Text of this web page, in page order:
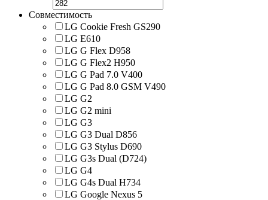
Совместимость
LG Cookie Fresh GS290
LG E610
LG G Flex D958
LG G Flex2 H950
LG G Pad 7.0 V400
LG G Pad 8.0 GSM V490
LG G2
LG G2 mini
LG G3
LG G3 Dual D856
LG G3 Stylus D690
LG G3s Dual (D724)
LG G4
LG G4s Dual H734
LG Google Nexus 5